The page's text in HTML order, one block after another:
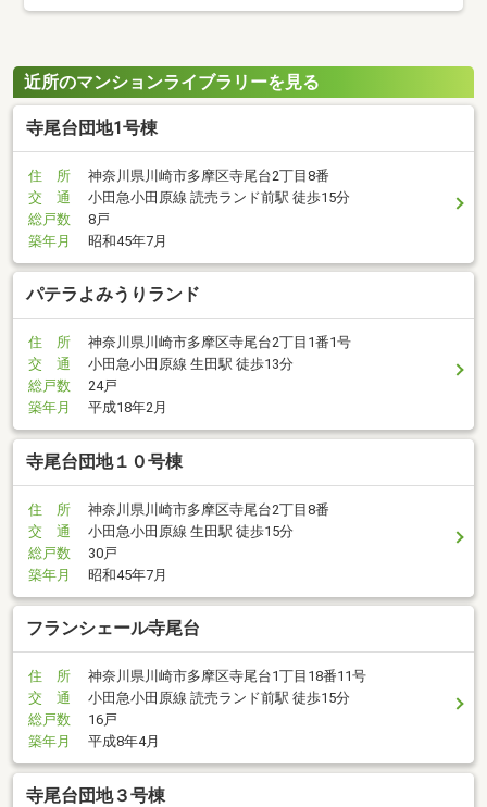
近所のマンションライブラリーを見る
寺尾台団地1号棟
住 所
神奈川県川崎市多摩区寺尾台2丁目8番
交 通
小田急小田原線 読売ランド前駅 徒歩15分
総戸数
8戸
築年月
昭和45年7月
パテラよみうりランド
住 所
神奈川県川崎市多摩区寺尾台2丁目1番1号
交 通
小田急小田原線 生田駅 徒歩13分
総戸数
24戸
築年月
平成18年2月
寺尾台団地１０号棟
住 所
神奈川県川崎市多摩区寺尾台2丁目8番
交 通
小田急小田原線 生田駅 徒歩15分
総戸数
30戸
築年月
昭和45年7月
フランシェール寺尾台
住 所
神奈川県川崎市多摩区寺尾台1丁目18番11号
交 通
小田急小田原線 読売ランド前駅 徒歩15分
総戸数
16戸
築年月
平成8年4月
寺尾台団地３号棟